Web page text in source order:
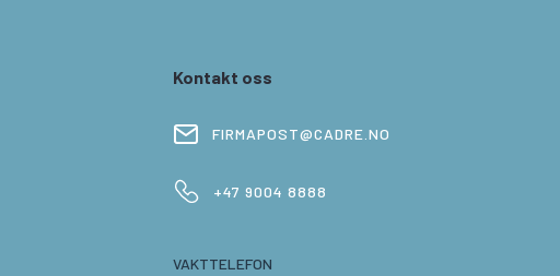
Kontakt oss
FIRMAPOST@CADRE.NO
+47 9004 8888
VAKTTELEFON